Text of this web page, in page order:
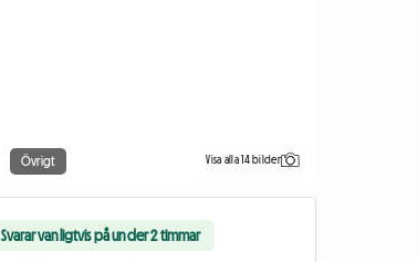
Övrigt Visa alla 14 bilder
Svarar vanligtvis på under 2 timmar